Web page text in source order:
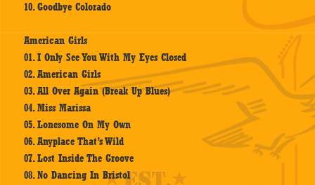
10. Goodbye Colorado
American Girls
01. I Only See You With My Eyes Closed
02. American Girls
03. All Over Again (Break Up Blues)
04. Miss Marissa
05. Lonesome On My Own
06. Anyplace That’s Wild
07. Lost Inside The Groove
08. No Dancing In Bristol